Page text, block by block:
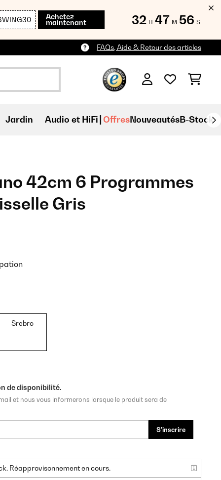
Achetez
maintenant 32 H 47 M 55 S
FAQs, Aide & Retour des articles
Jardin Audio et HiFi OffresNouveautésB-Stock
42cm 6 Programmes
Gris
Srebro
de disponibilité.
et nous vous informerons lorsque le produit sera de
S'inscrire
Réapprovisonnement en cours.